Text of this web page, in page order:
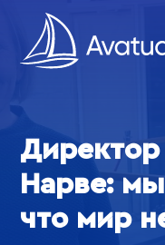
Нарве:
что мир